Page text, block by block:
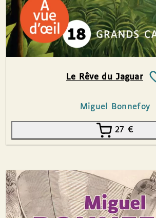
Le Rêve du Jaguar
Miguel Bonnefoy
27 €